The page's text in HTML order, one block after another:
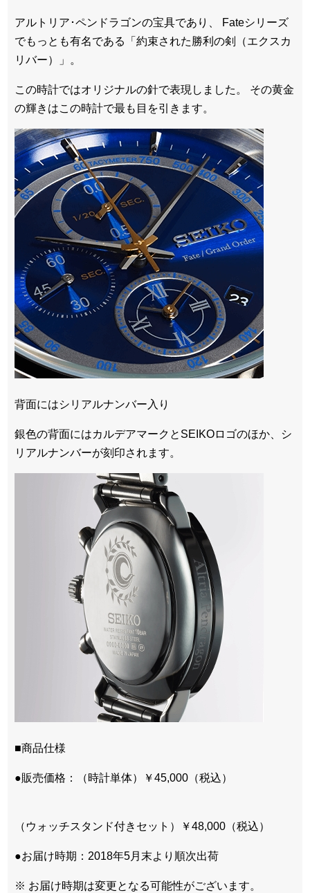
アルトリア･ペンドラゴンの宝具であり、 Fateシリーズ
でもっとも有名である「約束された勝利の剣（エクスカ
リバー）」。
この時計ではオリジナルの針で表現しました。 その黄金
の輝きはこの時計で最も目を引きます。
背面にはシリアルナンバー入り
銀色の背面にはカルデアマークとSEIKOロゴのほか、シ
リアルナンバーが刻印されます。
■商品仕様
●販売価格：（時計単体）￥45,000（税込）
（ウォッチスタンド付きセット）￥48,000（税込）
●お届け時期：2018年5月末より順次出荷
※ お届け時期は変更となる可能性がございます。